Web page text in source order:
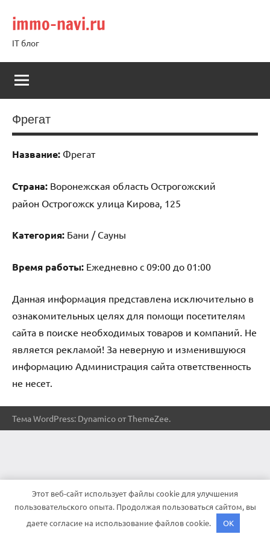
содержимому
immo-navi.ru
IT блог
Фрегат
Название: Фрегат
Страна: Воронежская область Острогожский
район Острогожск улица Кирова, 125
Категория: Бани / Сауны
Время работы: Ежедневно с 09:00 до 01:00
Данная информация представлена исключительно в
ознакомительных целях для помощи посетителям
сайта в поиске необходимых товаров и компаний. Не
является рекламой! За неверную и изменившуюся
информацию Администрация сайта ответственность
не несет.
Тема WordPress: Dynamico от ThemeZee.
Этот веб-сайт использует файлы cookie для улучшения
пользовательского опыта. Продолжая пользоваться сайтом, вы
даете согласие на использование файлов cookie.
OK